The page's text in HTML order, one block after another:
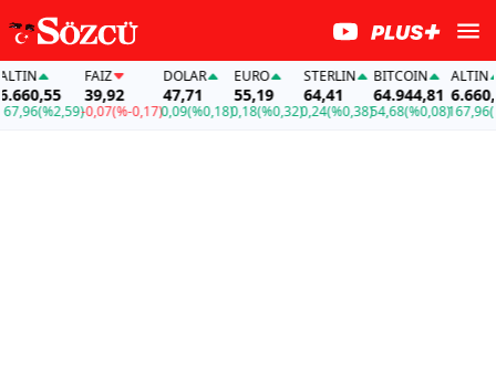
(%2,59)
FAİZ
39,92
-0,07(%-0,17)
DOLAR
47,71
0,09(%0,18)
EURO
55,19
0,18(%0,32)
STERLIN
64,41
0,24(%0,38)
BITCOIN
64.944,81
54,68(%0,08)
ALTIN
6.660,55
167,96